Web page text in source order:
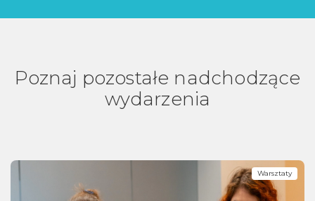
Poznaj pozostałe nadchodzące
wydarzenia
Warsztaty